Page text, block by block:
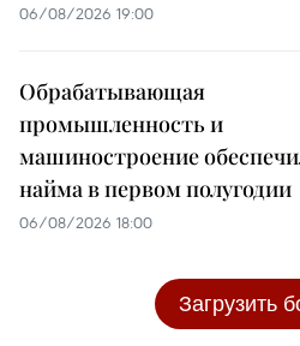
06/08/2026 19:00
Обрабатывающая
промышленность и
машиностроение
найма в первом полугодии
06/08/2026 18:00
Загрузить